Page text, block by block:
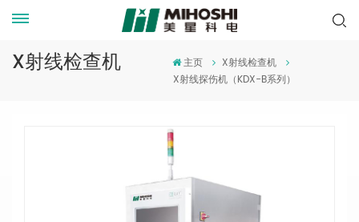
X射线检查机 主页
X射线检查机
X射线探伤机（KDX-B系列）